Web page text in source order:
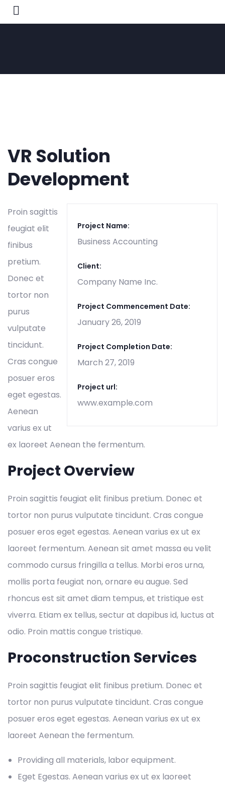
VR Solution
Development
Project Name:
Business Accounting
Client:
Company Name Inc.
Project Commencement Date:
January 26, 2019
Project Completion Date:
March 27, 2019
Project url:
www.example.com
Proin sagittis
feugiat elit
finibus
pretium.
Donec et
tortor non
purus
vulputate
tincidunt.
Cras congue
posuer eros
eget egestas.
Aenean
varius ex ut
ex laoreet Aenean the fermentum.
Project Overview
Proin sagittis feugiat elit finibus pretium. Donec et
tortor non purus vulputate tincidunt. Cras congue
posuer eros eget egestas. Aenean varius ex ut ex
laoreet fermentum. Aenean sit amet massa eu velit
commodo cursus fringilla a tellus. Morbi eros urna,
mollis porta feugiat non, ornare eu augue. Sed
rhoncus est sit amet diam tempus, et tristique est
viverra. Etiam ex tellus, sectur at dapibus id, luctus at
odio. Proin mattis congue tristique.
Proconstruction Services
Proin sagittis feugiat elit finibus pretium. Donec et
tortor non purus vulputate tincidunt. Cras congue
posuer eros eget egestas. Aenean varius ex ut ex
laoreet Aenean the fermentum.
Providing all materials, labor equipment.
Eget Egestas. Aenean varius ex ut ex laoreet